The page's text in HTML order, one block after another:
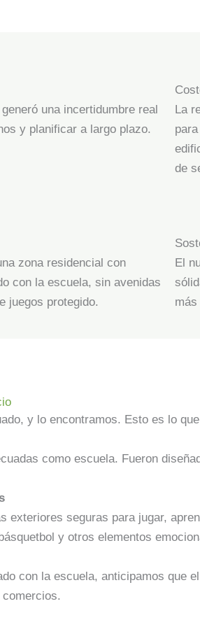
una incertidumbre real
y planificar a largo plazo.
La
de
zona residencial con
con la escuela, sin avenidas
juegos protegido.
El
y lo encontramos. Esto es lo
como escuela. Fueron
exteriores seguras para jugar,
y otros elementos
con la escuela, anticipamos que